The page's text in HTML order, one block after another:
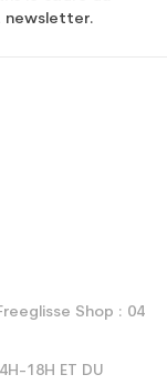
newsletter.
Shop : 04
18H ET DU